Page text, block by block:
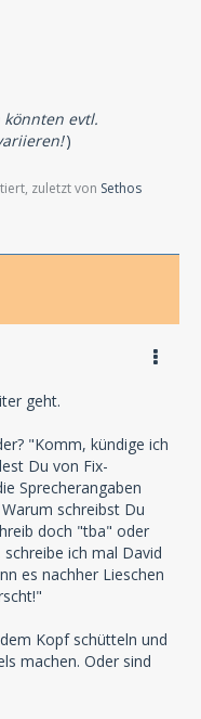
evtl.
)
zuletzt von Sethos
geht.
"Komm, kündige ich
Du von Fix-
Sprecherangaben
schreibst Du
doch "tba" oder
ich mal David
es nachher Lieschen
Kopf schütteln und
machen. Oder sind